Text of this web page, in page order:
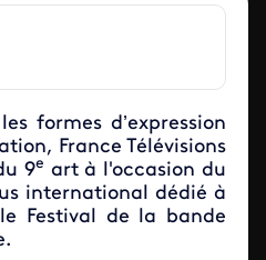
formes d’expression
France Télévisions
9e art à l'occasion du
international dédié à
Festival de la bande